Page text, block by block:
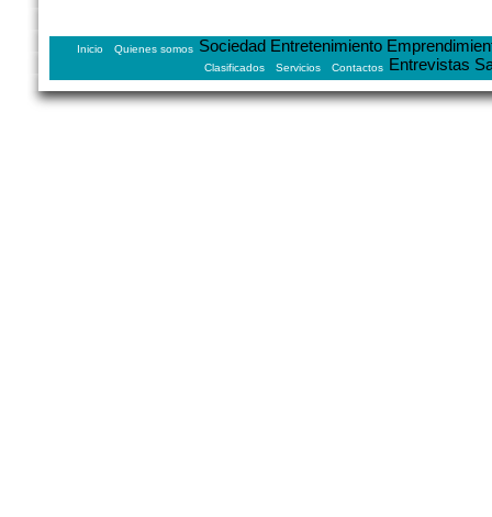
Inicio Quienes somos Sociedad Entretenimiento
Entrevistas
Clasificados Servicios Contactos